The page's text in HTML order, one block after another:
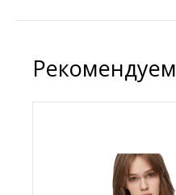
Рекомендуем